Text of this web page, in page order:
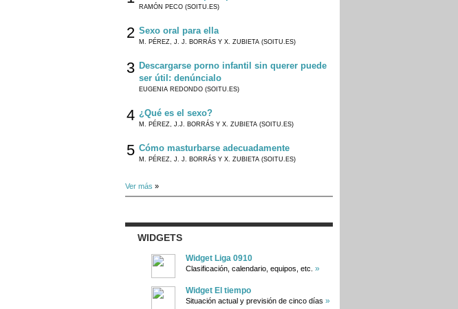
RAMÓN PECO (SOITU.ES)
2 Sexo oral para ella
M. PÉREZ, J. J. BORRÁS Y X. ZUBIETA (SOITU.ES)
3 Descargarse porno infantil sin querer puede
ser útil: denúncialo
EUGENIA REDONDO (SOITU.ES)
4 ¿Qué es el sexo?
M. PÉREZ, J.J. BORRÁS Y X. ZUBIETA (SOITU.ES)
5 Cómo masturbarse adecuadamente
M. PÉREZ, J. J. BORRÁS Y X. ZUBIETA (SOITU.ES)
Ver más »
WIDGETS
Widget Liga 0910
Clasificación, calendario, equipos, etc. »
Widget El tiempo
Situación actual y previsión de cinco días »